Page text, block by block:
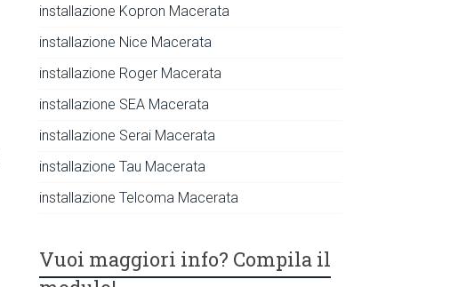
installazione Kopron Macerata
installazione Nice Macerata
installazione Roger Macerata
installazione SEA Macerata
installazione Serai Macerata
installazione Tau Macerata
installazione Telcoma Macerata
Vuoi maggiori info? Compila il